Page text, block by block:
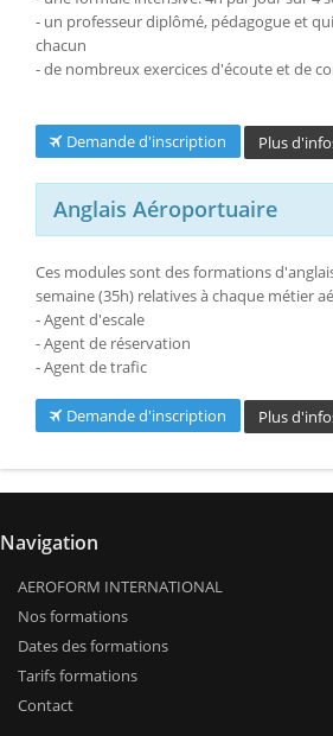
- un professeur diplômé, pédagogue et
chacun
- de nombreux exercices d'écoute et de
Demande d'inscription Plus
Anglais Aéroportuaire
Ces modules sont des formations
semaine (35h) relatives à chaque métier
- Agent d'escale
- Agent de réservation
- Agent de trafic
Demande d'inscription Plus
Navigation
AEROFORM INTERNATIONAL
Nos formations
Dates des formations
Tarifs formations
Contact